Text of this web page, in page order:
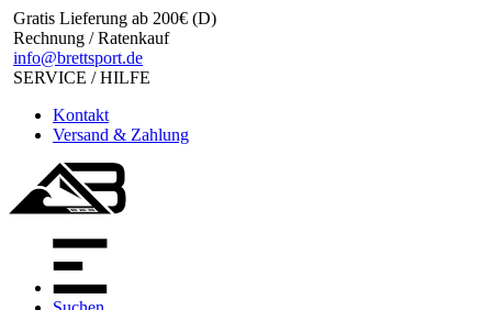
Gratis Lieferung ab 200€ (D)
Rechnung / Ratenkauf
info@brettsport.de
SERVICE / HILFE
Kontakt
Versand & Zahlung